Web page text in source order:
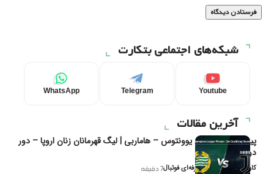
شبکه‌های اجتماعی بتکارت
Youtube
Telegram
WhatsApp
آخرین مقالات
پیش‌بینی و تحلیل یوونتوس – هاماربی | لیگ قهرمانان زنان اروپا – دور
دوم مرحله
کاوه نیک‌فر، تحلیل‌گر حرفه‌ای فوتبال7 دقیقه